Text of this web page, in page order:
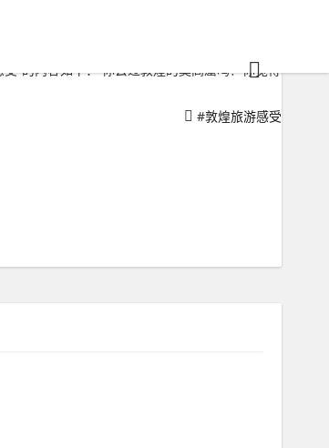
”的内容如下： 你去过敦煌的莫高窟吗？你觉得
#敦煌旅游感受